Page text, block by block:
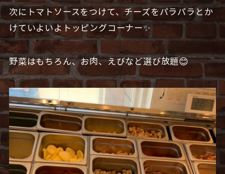
次にトマトソースをつけて、チーズをパラパラとか
けていよいよトッピングコーナー✨
野菜はもちろん、お肉、えびなど選び放題😊